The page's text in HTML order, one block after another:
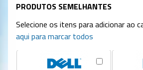
PRODUTOS SEMELHANTES
Selecione os itens para adicionar ao
aqui para marcar todos